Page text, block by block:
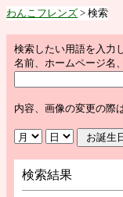
わんこフレンズ > 検索
検索したい用語を入力
名前、ホームページ名
内容、画像の変更の際
検索結果